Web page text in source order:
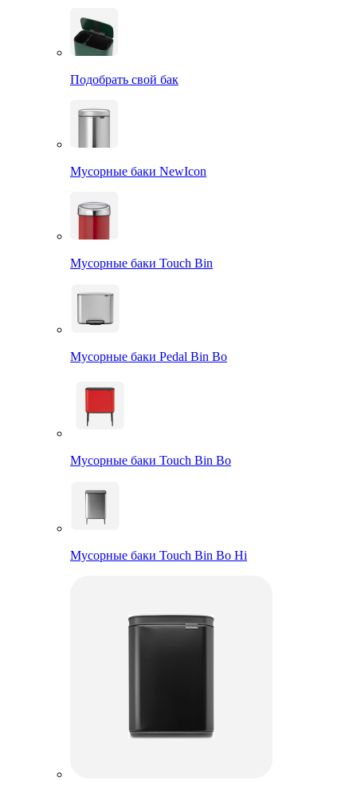
Подобрать свой бак
Мусорные баки NewIcon
Мусорные баки Touch Bin
Мусорные баки Pedal Bin Bo
Мусорные баки Touch Bin Bo
Мусорные баки Touch Bin Bo Hi